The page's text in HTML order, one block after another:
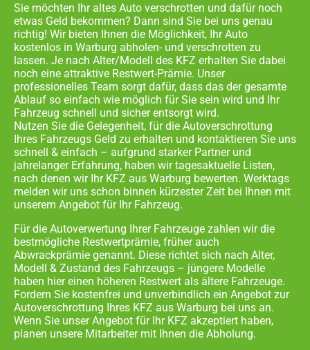
Sie möchten Ihr altes Auto verschrotten und dafür noch
etwas Geld bekommen? Dann sind Sie bei uns genau
richtig! Wir bieten Ihnen die Möglichkeit, Ihr Auto
kostenlos in Warburg abholen- und verschrotten zu
lassen. Je nach Alter/Modell des KFZ erhalten Sie dabei
noch eine attraktive Restwert-Prämie. Unser
professionelles Team sorgt dafür, dass das der gesamte
Ablauf so einfach wie möglich für Sie sein wird und Ihr
Fahrzeug schnell und sicher entsorgt wird.
Nutzen Sie die Gelegenheit, für die Autoverschrottung
Ihres Fahrzeugs Geld zu erhalten und kontaktieren Sie uns
schnell & einfach – aufgrund starker Partner und
jahrelanger Erfahrung, haben wir tagesaktuelle Listen,
nach denen wir Ihr KFZ aus Warburg bewerten. Werktags
melden wir uns schon binnen kürzester Zeit bei Ihnen mit
unserem Angebot für Ihr Fahrzeug.
Für die Autoverwertung Ihrer Fahrzeuge zahlen wir die
bestmögliche Restwertprämie, früher auch
Abwrackprämie genannt. Diese richtet sich nach Alter,
Modell & Zustand des Fahrzeugs – jüngere Modelle
haben hier einen höheren Restwert als ältere Fahrzeuge.
Fordern Sie kostenfrei und unverbindlich ein Angebot zur
Autoverschrottung Ihres KFZ aus Warburg bei uns an.
Wenn Sie unser Angebot für Ihr KFZ akzeptiert haben,
planen unsere Mitarbeiter mit Ihnen die Abholung.